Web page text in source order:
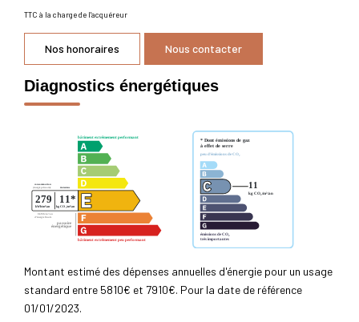
TTC à la charge de l'acquéreur
Nos honoraires Nous contacter
Diagnostics énergétiques
Montant estimé des dépenses annuelles d'énergie pour un usage
standard entre 5810€ et 7910€. Pour la date de référence
01/01/2023.